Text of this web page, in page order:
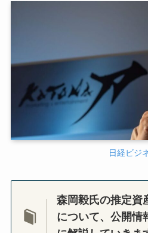
日経ビジ
森岡毅氏の推定資
について、公開情